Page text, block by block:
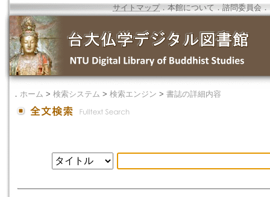
サイトマップ．本館について ． 諮問委員会 ．
． ホーム > 検索システム > 検索エンジン > 書誌の詳細内容